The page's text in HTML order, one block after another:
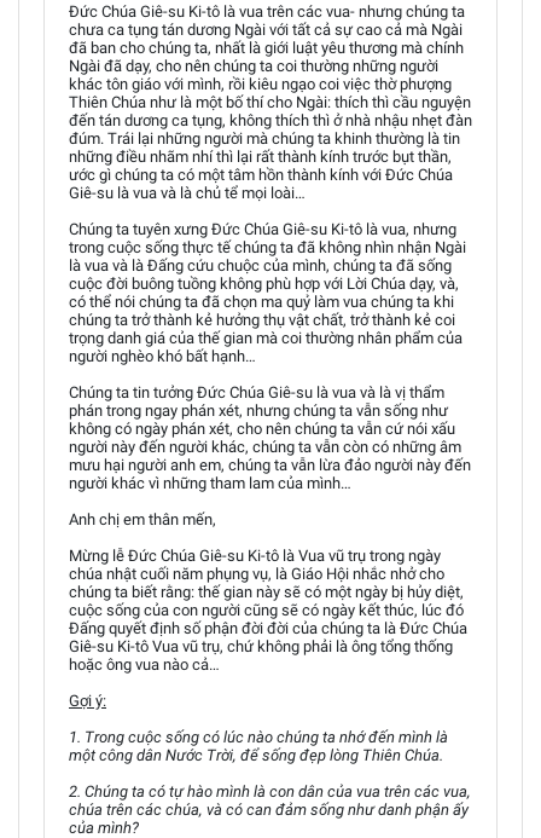
Đức Chúa Giê-su Ki-tô là vua trên các vua- nhưng chúng ta
chưa ca tụng tán dương Ngài với tất cả sự cao cả mà Ngài
đã ban cho chúng ta, nhất là giới luật yêu thương mà chính
Ngài đã dạy, cho nên chúng ta coi thường những người
khác tôn giáo với mình, rồi kiêu ngạo coi việc thờ phượng
Thiên Chúa như là một bố thí cho Ngài: thích thì cầu nguyện
đến tán dương ca tụng, không thích thì ở nhà nhậu nhẹt đàn
đúm. Trái lại những người mà chúng ta khinh thường là tin
những điều nhãm nhí thì lại rất thành kính trước bụt thần,
ước gì chúng ta có một tâm hồn thành kính với Đức Chúa
Giê-su là vua và là chủ tể mọi loài…
Chúng ta tuyên xưng Đức Chúa Giê-su Ki-tô là vua, nhưng
trong cuộc sống thực tế chúng ta đã không nhìn nhận Ngài
là vua và là Đấng cứu chuộc của mình, chúng ta đã sống
cuộc đời buông tuồng không phù hợp với Lời Chúa dạy, và,
có thể nói chúng ta đã chọn ma quỷ làm vua chúng ta khi
chúng ta trở thành kẻ hưởng thụ vật chất, trở thành kẻ coi
trọng danh giá của thế gian mà coi thường nhân phẩm của
người nghèo khó bất hạnh…
Chúng ta tin tưởng Đức Chúa Giê-su là vua và là vị thẩm
phán trong ngay phán xét, nhưng chúng ta vẫn sống như
không có ngày phán xét, cho nên chúng ta vẫn cứ nói xấu
người này đến người khác, chúng ta vẫn còn có những âm
mưu hại người anh em, chúng ta vẫn lừa đảo người này đến
người khác vì những tham lam của mình…
Anh chị em thân mến,
Mừng lễ Đức Chúa Giê-su Ki-tô là Vua vũ trụ trong ngày
chúa nhật cuối năm phụng vụ, là Giáo Hội nhắc nhở cho
chúng ta biết rằng: thế gian này sẽ có một ngày bị hủy diệt,
cuộc sống của con người cũng sẽ có ngày kết thúc, lúc đó
Đấng quyết định số phận đời đời của chúng ta là Đức Chúa
Giê-su Ki-tô Vua vũ trụ, chứ không phải là ông tổng thống
hoặc ông vua nào cả…
Gợi ý:
1. Trong cuộc sống có lúc nào chúng ta nhớ đến mình là
một công dân Nước Trời, để sống đẹp lòng Thiên Chúa.
2. Chúng ta có tự hào mình là con dân của vua trên các vua,
chúa trên các chúa, và có can đảm sống như danh phận ấy
của mình?